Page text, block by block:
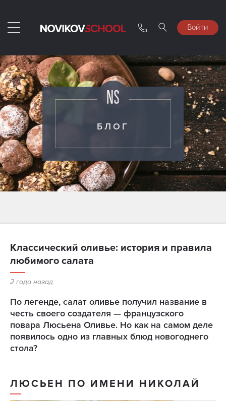
Войти
БЛОГ
Классический оливье: история и правила
любимого салата
2 года назад
По легенде, салат оливье получил название в
честь своего создателя — французского
повара Люсьена Оливье. Но как на самом деле
появилось одно из главных блюд новогоднего
стола?
ЛЮСЬЕН ПО ИМЕНИ НИКОЛАЙ